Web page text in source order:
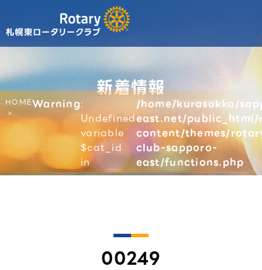
新着情報
HOMEWarning:
Undefined
variable
$cat_id
in
/home/kurasokka/
east.net/
content/themes/
club-sapporo-
east/functions.php
00249